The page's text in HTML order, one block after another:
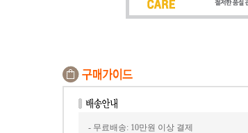
- 무료배송: 10만원 이상 결제